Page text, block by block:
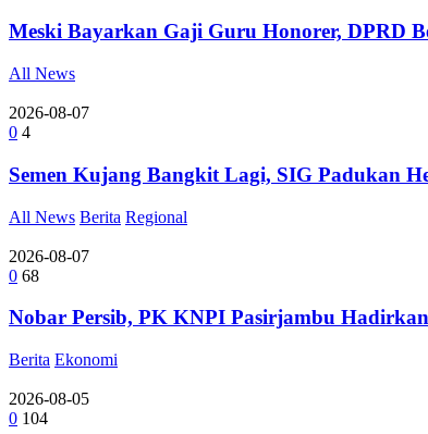
Meski Bayarkan Gaji Guru Honorer, DPRD
All News
2026-08-07
0 4
Semen Kujang Bangkit Lagi, SIG Padukan
All News Berita Regional
2026-08-07
0 68
Nobar Persib, PK KNPI Pasirjambu
Berita Ekonomi
2026-08-05
0 104